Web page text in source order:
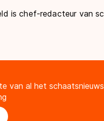
is chef-redacteur van
van al het